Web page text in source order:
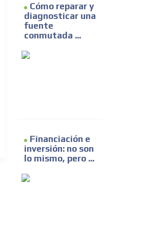
Cómo reparar y
diagnosticar una
fuente
conmutada ...
Financiación e
inversión: no son
lo mismo, pero ...